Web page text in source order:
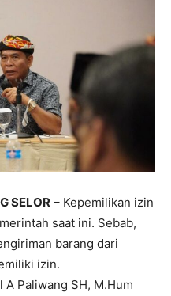
SELOR – Kepemilikan izin
saat ini. Sebab,
barang dari
izin.
A Paliwang SH, M.Hum